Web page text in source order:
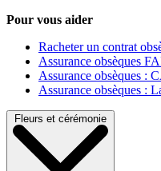
Pour vous aider
Racheter un contrat
Assurance obsèques
Assurance obsèques :
Assurance obsèques :
Fleurs et cérémonie